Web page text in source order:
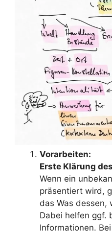
Vorarbeiten:
Erste Klärung
Wenn ein
präsentiert wird,
das Was dessen,
Dabei helfen ggf.
Informationen.